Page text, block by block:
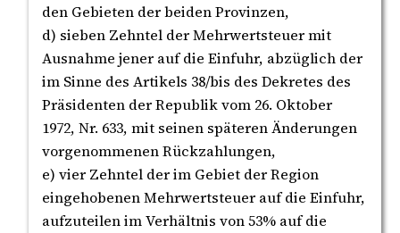
den Gebieten der beiden Provinzen,
d) sieben Zehntel der Mehrwertsteuer mit
Ausnahme jener auf die Einfuhr, abzüglich der
im Sinne des Artikels 38/bis des Dekretes des
Präsidenten der Republik vom 26. Oktober
1972, Nr. 633, mit seinen späteren Änderungen
vorgenommenen Rückzahlungen,
e) vier Zehntel der im Gebiet der Region
eingehobenen Mehrwertsteuer auf die Einfuhr,
aufzuteilen im Verhältnis von 53% auf die